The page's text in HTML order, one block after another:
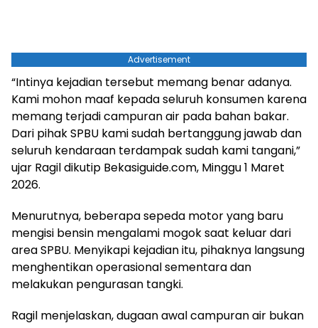
Advertisement
“Intinya kejadian tersebut memang benar adanya.
Kami mohon maaf kepada seluruh konsumen karena
memang terjadi campuran air pada bahan bakar.
Dari pihak SPBU kami sudah bertanggung jawab dan
seluruh kendaraan terdampak sudah kami tangani,”
ujar Ragil dikutip Bekasiguide.com, Minggu 1 Maret
2026.
Menurutnya, beberapa sepeda motor yang baru
mengisi bensin mengalami mogok saat keluar dari
area SPBU. Menyikapi kejadian itu, pihaknya langsung
menghentikan operasional sementara dan
melakukan pengurasan tangki.
Ragil menjelaskan, dugaan awal campuran air bukan